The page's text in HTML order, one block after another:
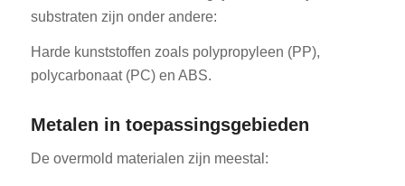
substraten zijn onder andere:
Harde kunststoffen zoals polypropyleen (PP),
polycarbonaat (PC) en ABS.
Metalen in toepassingsgebieden
De overmold materialen zijn meestal: